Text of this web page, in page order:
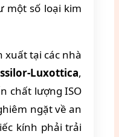
một số loại kim
xuất tại các nhà
Luxottica,
chất lượng ISO
ngặt về an
kính phải trải